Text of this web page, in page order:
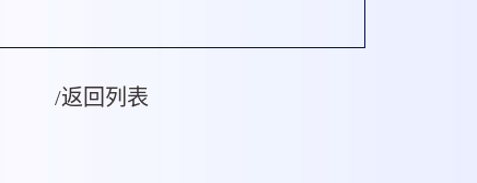
/返回列表